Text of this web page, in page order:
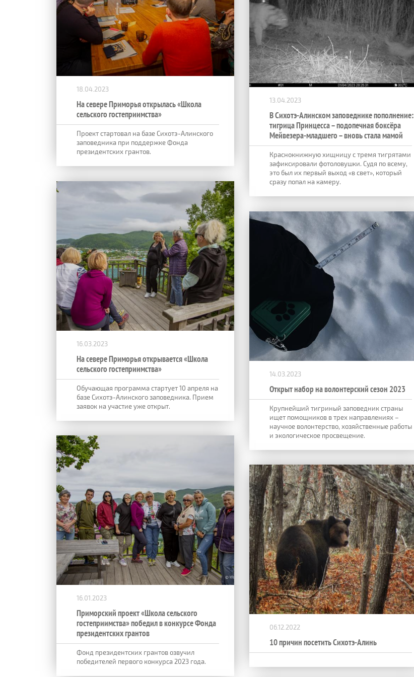
18.04.2023
На севере Приморья открылась «Школа
сельского гостеприимства»
Проект стартовал на базе Сихотэ-Алинского
заповедника при поддержке Фонда
президентских грантов.
13.04.2023
В Сихотэ-Алинском заповеднике пополнение:
тигрица Принцесса – подопечная боксёра
Мейвезера-младшего – вновь стала мамой
Краснокнижную хищницу с тремя тигрятами
зафиксировали фотоловушки. Судя по всему,
это был их первый выход «в свет», который
сразу попал на камеру.
16.03.2023
На севере Приморья открывается «Школа
сельского гостеприимства»
Обучающая программа стартует 10 апреля на
базе Сихотэ-Алинского заповедника. Прием
заявок на участие уже открыт.
14.03.2023
Открыт набор на волонтерский сезон 2023
Крупнейший тигриный заповедник страны
ищет помощников в трех направлениях –
научное волонтерство, хозяйственные работы
и экологическое просвещение.
16.01.2023
Приморский проект «Школа сельского
гостеприимства» победил в конкурсе Фонда
президентских грантов
Фонд президентских грантов озвучил
победителей первого конкурса 2023 года.
06.12.2022
10 причин посетить Сихотэ-Алинь